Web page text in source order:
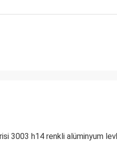
3003 h14 renkli alüminyum